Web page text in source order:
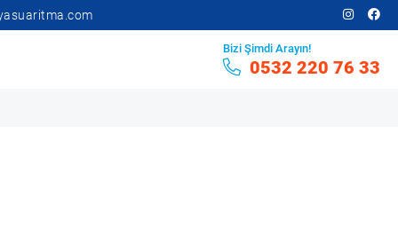
Bizi Şimdi Arayın!
0532 220 76 33